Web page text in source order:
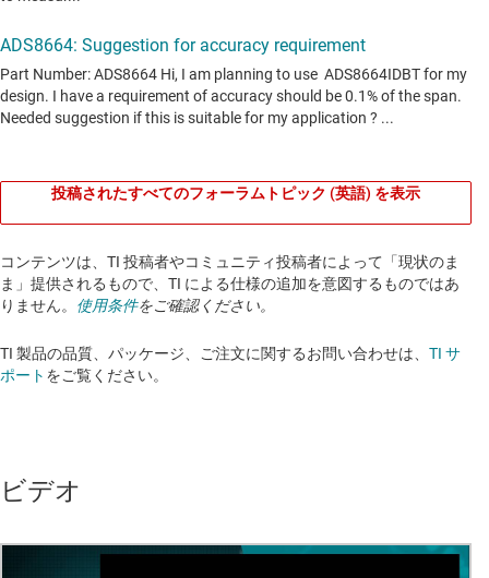
投稿されたすべてのフォーラムトピック (英語) を表示
コンテンツは、TI 投稿者やコミュニティ投稿者によって「現状のま
ま」提供されるもので、TI による仕様の追加を意図するものではあ
りません。 使用条件をご確認ください。
TI 製品の品質、パッケージ、ご注文に関するお問い合わせは、 TI サ
ポート をご覧ください。​​​​​​​​​​​​​​
ビデオ